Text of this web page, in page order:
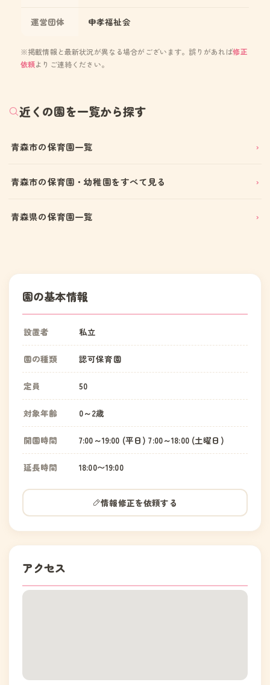
運営団体 申孝福祉会
※掲載情報と最新状況が異なる場合がございます。誤りがあれば修正
依頼よりご連絡ください。
近くの園を一覧から探す
青森市の保育園一覧
青森市の保育園・幼稚園をすべて見る
青森県の保育園一覧
園の基本情報
設置者 私立
園の種類 認可保育園
定員 50
対象年齢 0～2歳
開園時間 7:00～19:00 (平日) 7:00～18:00 (土曜日)
延長時間 18:00〜19:00
情報修正を依頼する
アクセス